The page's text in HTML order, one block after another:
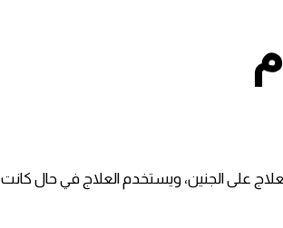
على الجنين، ويستخدم العلاج في حال كانت